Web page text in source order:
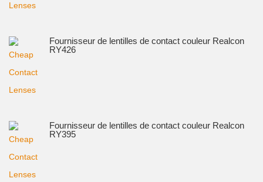
Fournisseur de lentilles de contact couleur Realcon
RY426
Fournisseur de lentilles de contact couleur Realcon
RY395